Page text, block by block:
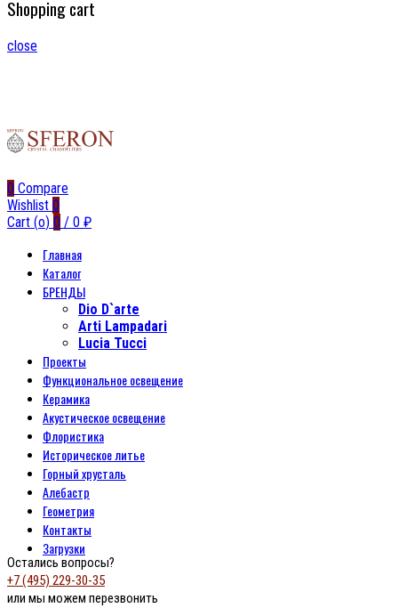
Shopping cart
close
0 Compare
Wishlist 0
Cart (o) 0 / 0 ₽
Главная
Каталог
БРЕНДЫ
Dio D`arte
Arti Lampadari
Lucia Tucci
Проекты
Функциональное освещение
Керамика
Акустическое освещение
Флористика
Историческое литье
Горный хрусталь
Алебастр
Геометрия
Контакты
Загрузки
Остались вопросы?
+7 (495) 229-30-35
или мы можем перезвонить